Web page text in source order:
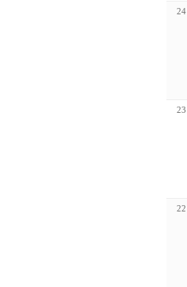
24
23
22